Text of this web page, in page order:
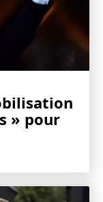
» pour